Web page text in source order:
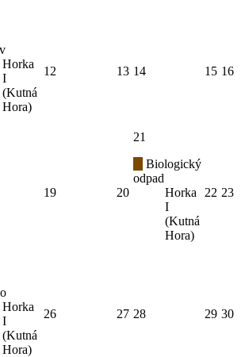
Horka
I
(Kutná
Hora)
12 13 14 15 16
19 20
21
Biologický
odpad
Horka
I
(Kutná
Hora)
22 23
Horka
I
(Kutná
Hora)
26 27 28 29 30